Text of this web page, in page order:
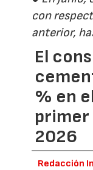
con
anterior,
El
% en
primer
2026
Redacción